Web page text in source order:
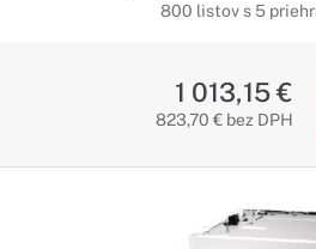
800 listov s 5
1 013,15 €
823,70 € bez DPH